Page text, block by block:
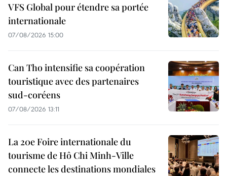
VFS Global pour étendre sa portée
internationale
07/08/2026 15:00
Can Tho intensifie sa coopération
touristique avec des partenaires
sud-coréens
07/08/2026 13:11
La 20e Foire internationale du
tourisme de Hô Chi Minh-Ville
connecte les destinations mondiales